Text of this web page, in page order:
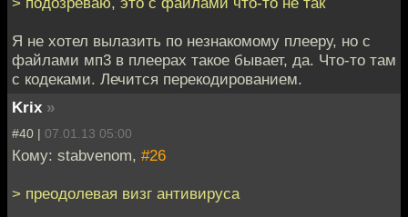
Я не хотел вылазить по незнакомому плееру, но с
файлами мп3 в плеерах такое бывает, да. Что-то там
с кодеками. Лечится перекодированием.
Krix »
#40 | 07.01.13 05:00
Кому: stabvenom, #26
> преодолевая визг антивируса